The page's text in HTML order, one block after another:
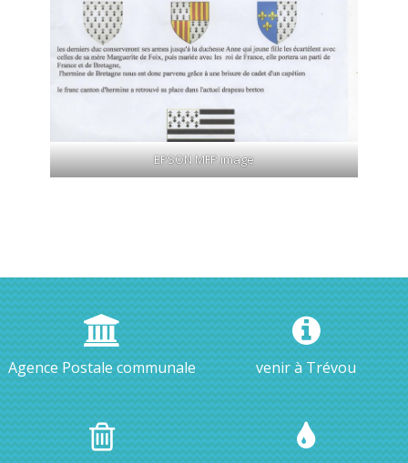
EPSON MFP image
Agence Postale communale venir à Trévou